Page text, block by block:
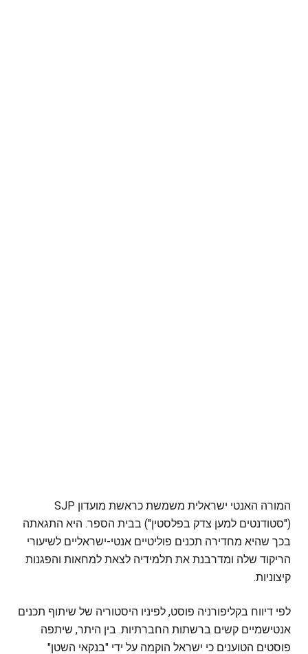
המורה האנטי ישראלית משמשת כראשת מועדון SJP
("סטודנטים למען צדק בפלסטין") בבית הספר. היא התגאתה
בכך שהיא מחדירה תכנים פוליטיים אנטי-ישראליים לשיעורי
הריקוד שלה ומדרבנת את תלמידיה לצאת למחאות והפגנות
קיצוניות.
לפי דיווח בקליפורניה פוסט, לפיניו היסטוריה של שיתוף תכנים
אנטישמיים קשים ברשתות החברתיות. בין היתר, שיתפה
פוסטים הטוענים כי ישראל הוקמה על ידי "בנקאי השטן"